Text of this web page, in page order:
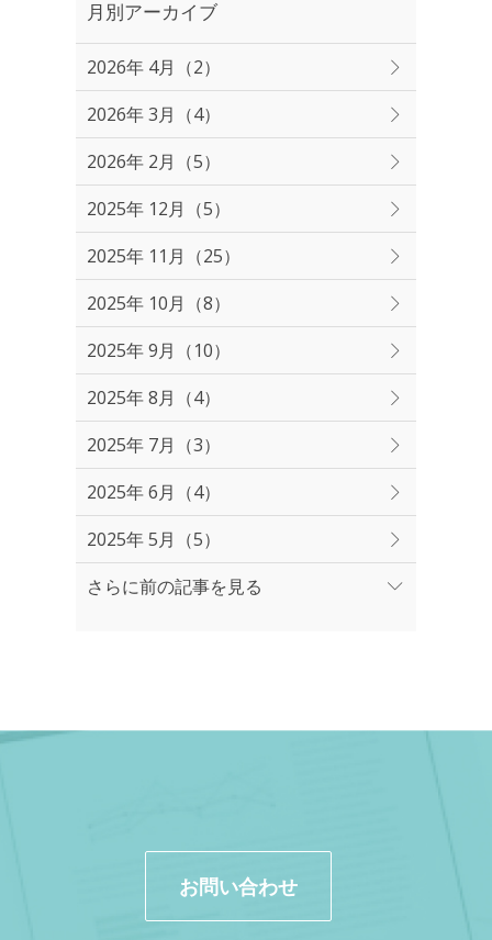
月別アーカイブ
2026年 4月（2）
2026年 3月（4）
2026年 2月（5）
2025年 12月（5）
2025年 11月（25）
2025年 10月（8）
2025年 9月（10）
2025年 8月（4）
2025年 7月（3）
2025年 6月（4）
2025年 5月（5）
さらに前の記事を見る
お問い合わせ